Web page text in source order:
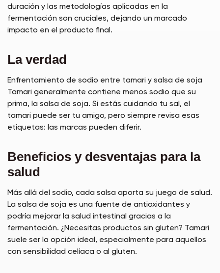
duración y las metodologías aplicadas en la
fermentación son cruciales, dejando un marcado
impacto en el producto final.
La verdad
Enfrentamiento de sodio entre tamari y salsa de soja
Tamari generalmente contiene menos sodio que su
prima, la salsa de soja. Si estás cuidando tu sal, el
tamari puede ser tu amigo, pero siempre revisa esas
etiquetas: las marcas pueden diferir.
Beneficios y desventajas para la
salud
Más allá del sodio, cada salsa aporta su juego de salud.
La salsa de soja es una fuente de antioxidantes y
podría mejorar la salud intestinal gracias a la
fermentación. ¿Necesitas productos sin gluten? Tamari
suele ser la opción ideal, especialmente para aquellos
con sensibilidad celíaca o al gluten.